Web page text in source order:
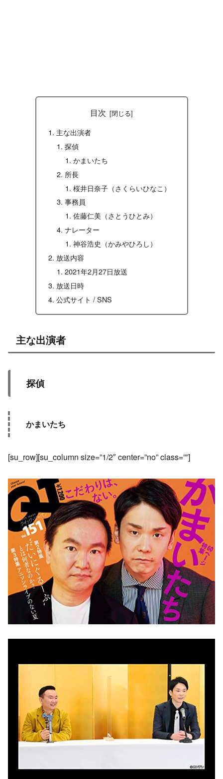
目次
主な出演者
探偵
かまいたち
所長
桜井日奈子（さくらいひなこ）
事務員
佐藤仁美（さとうひとみ）
ナレーター
神谷浩史（かみやひろし）
放送内容
2021年2月27日放送
放送日時
公式サイト / SNS
主な出演者
探偵
かまいたち
[su_row][su_column size=”1/2″ center=”no” class=””]